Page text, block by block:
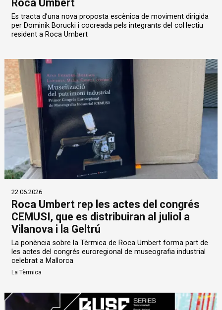
Roca Umbert
Es tracta d’una nova proposta escènica de moviment dirigida
per Dominik Borucki i cocreada pels integrants del col·lectiu
resident a Roca Umbert
22.06.2026
Roca Umbert rep les actes del congrés
CEMUSI, que es distribuiran al juliol a
Vilanova i la Geltrú
La ponència sobre la Tèrmica de Roca Umbert forma part de
les actes del congrés euroregional de museografia industrial
celebrat a Mallorca
La Tèrmica